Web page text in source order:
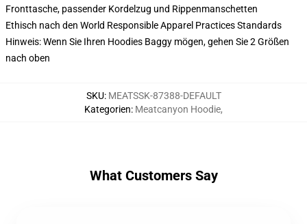
Fronttasche, passender Kordelzug und Rippenmanschetten
Ethisch nach den World Responsible Apparel Practices Standards
Hinweis: Wenn Sie Ihren Hoodies Baggy mögen, gehen Sie 2 Größen
nach oben
SKU: MEATSSK-87388-DEFAULT
Kategorien: Meatcanyon Hoodie,
What Customers Say